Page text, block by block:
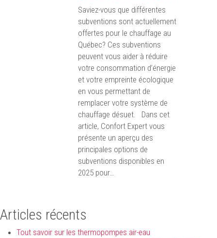
Saviez-vous que différentes
subventions sont actuellement
offertes pour le chauffage au
Québec? Ces subventions
peuvent vous aider à réduire
votre consommation d’énergie
et votre empreinte écologique
en vous permettant de
remplacer votre système de
chauffage désuet. Dans cet
article, Confort Expert vous
présente un aperçu des
principales options de
subventions disponibles en
2025 pour…
Articles récents
Tout savoir sur les thermopompes air-eau